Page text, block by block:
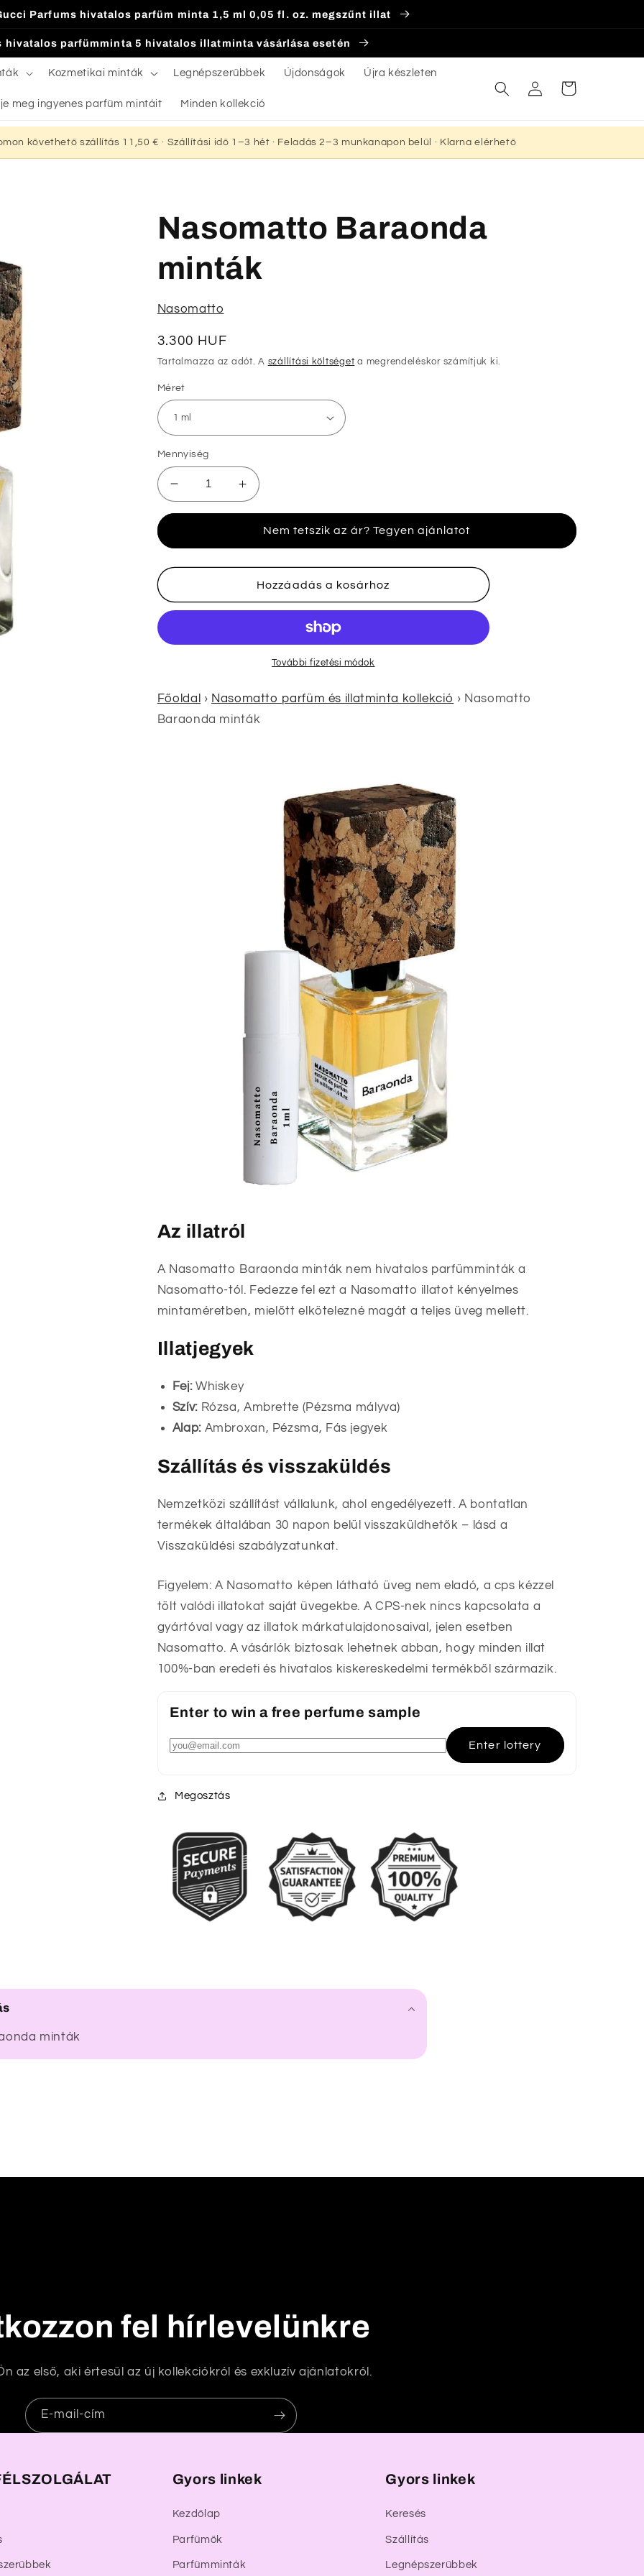
Parfums hivatalos parfüm minta 1,5 ml 0,05 fl. oz. megszűnt illat
hivatalos parfümminta 5 hivatalos illatminta vásárlása esetén
Kozmetikai minták Legnépszerűbbek Újdonságok Újra készleten
meg ingyenes parfüm mintáit Minden kollekció
Bejelentkezés
Kosár
követhető szállítás 11,50 € · Szállítási idő 1–3 hét · Feladás 2–3 munkanapon belül · Klarna elérhető
Nasomatto Baraonda
minták
Nasomatto
Normál
ár
3.300 HUF
Tartalmazza az adót. A szállítási költséget a megrendeléskor számítjuk ki.
Méret
Mennyiség
Nasomatto
Baraonda
mennyiségének
csökkentése
Nasomatto
Baraonda
mennyiségének
növelése
Nem tetszik az ár? Tegyen ajánlatot
Hozzáadás a kosárhoz
További fizetési módok
Főoldal › Nasomatto parfüm és illatminta kollekció › Nasomatto
Baraonda minták
Az illatról
A Nasomatto Baraonda minták nem hivatalos parfümminták a
Nasomatto-tól. Fedezze fel ezt a Nasomatto illatot kényelmes
mintaméretben, mielőtt elkötelezné magát a teljes üveg mellett.
Illatjegyek
Fej:Whiskey
Szív:Rózsa, Ambrette (Pézsma mályva)
Alap:Ambroxan, Pézsma, Fás jegyek
Szállítás és visszaküldés
Nemzetközi szállítást vállalunk, ahol engedélyezett. A bontatlan
termékek általában 30 napon belül visszaküldhetők – lásd a
Visszaküldési szabályzatunkat.
Figyelem: A Nasomatto képen látható üveg nem eladó, a cps kézzel
tölt valódi illatokat saját üvegekbe. A CPS-nek nincs kapcsolata a
gyártóval vagy az illatok márkatulajdonosaival, jelen esetben
Nasomatto. A vásárlók biztosak lehetnek abban, hogy minden illat
100%-ban eredeti és hivatalos kiskereskedelmi termékből származik.
Enter to win a free perfume sample
Enter lottery
Megosztás
minták
fel hírlevelünkre
az első, aki értesül az új kollekciókról és exkluzív ajánlatokról.
E-mail-cím
Gyors linkek
Kezdőlap
Parfümök
Parfümminták
Gyors linkek
Keresés
Szállítás
Legnépszerűbbek